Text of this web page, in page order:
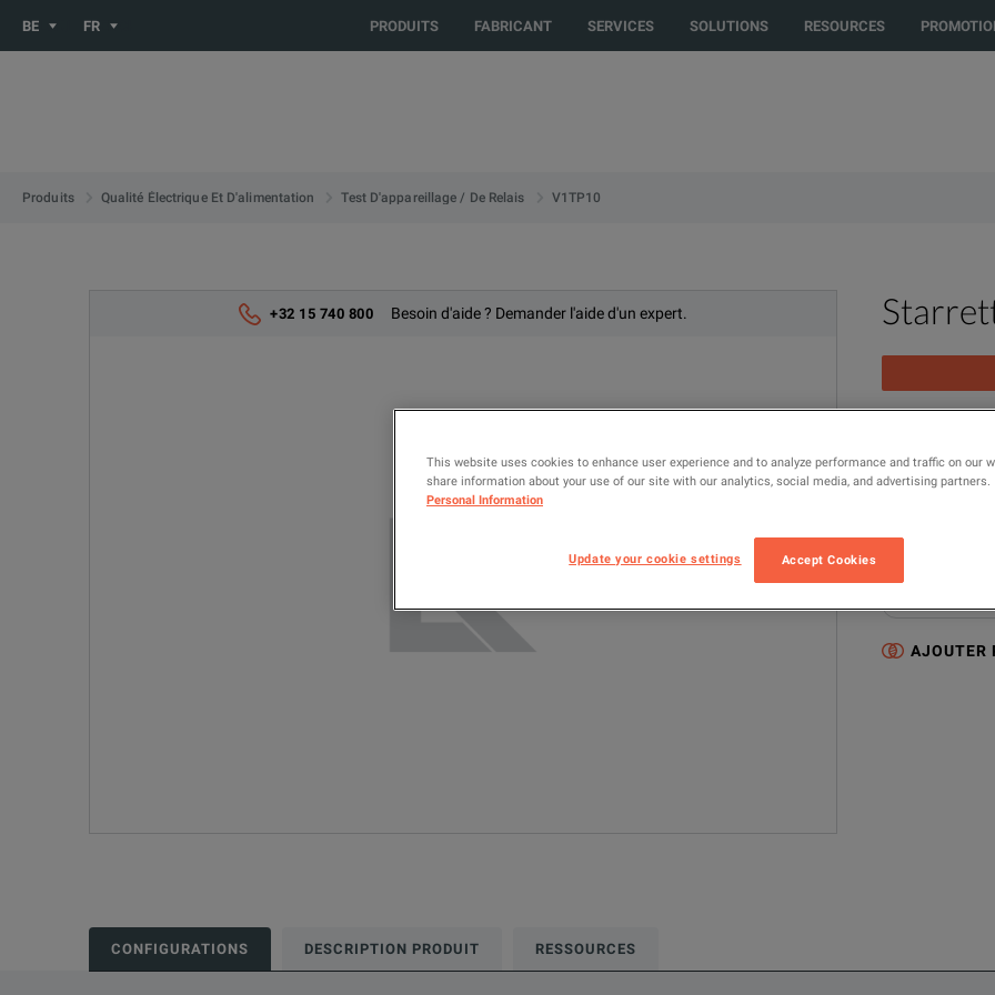
You are browsing the BE_FR site. Would you like to be redirected to another country or region to see content and products specific to
BE FR PRODUITS FABRICANT SERVICES SOLUTIONS RESOURCES
Produits Qualité Électrique Et D'alimentation Test D'appareillage / De Relais V1TP10
+32 15 740 800 Besoin d'aide ? Demander l'aide d'un expert.
10 Pole Test
MODÈLE
Cette
AJOUTER
CONFIGURATIONS DESCRIPTION PRODUIT RESSOURCES
This website uses cookies to enhance user experience and to analyze performance and traffic on our
share information about your use of our site with our analytics, social media, and advertising partners.
Personal Information
Update your cookie settings Accept Cookies